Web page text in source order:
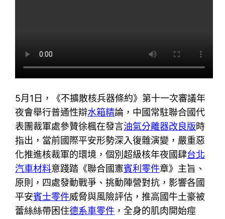
5月1日，《不擴散核兵器條約》第十一次審議年
夜會舉行普通性辯水箱精論，中國常駐聯合國代
表團裁軍處參贊徐楓在發言油氣分離器改良版時
指出，當前國際平安形勢深入復雜演變，嚴重惡
化推進核裁軍的環境，個別超級核年夜國肆台北
汽車材料意踐踏《聯合國憲賓利零件章》主旨、
原則，四處發動戰爭、挑動陣營對抗，影響各國
平安賓士零件威脅與風險評估，推高國牛土豪被
蕾絲絲帶困住德系車零件 ，全身的肌肉開始痙